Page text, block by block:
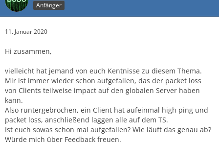
Anfänger
11. Januar 2020
Hi zusammen,
vielleicht hat jemand von euch Kentnisse zu diesem Thema.
Mir ist immer wieder schon aufgefallen, das der packet loss
von Clients teilweise impact auf den globalen Server haben
kann.
Also runtergebrochen, ein Client hat aufeinmal high ping und
packet loss, anschließend laggen alle auf dem TS.
Ist euch sowas schon mal aufgefallen? Wie läuft das genau ab?
Würde mich über Feedback freuen.